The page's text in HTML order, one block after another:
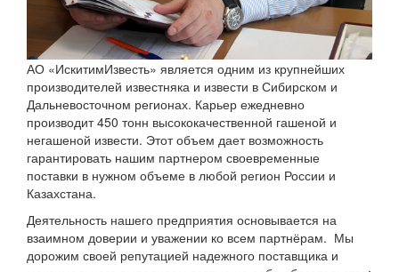
АО «ИскитимИзвесть» является одним из крупнейших
производителей известняка и извести в Сибирском и
Дальневосточном регионах. Карьер ежедневно
производит 450 тонн высококачественной гашеной и
негашеной извести. Этот объем дает возможность
гарантировать нашим партнером своевременные
поставки в нужном объеме в любой регион России и
Казахстана.
Деятельность нашего предприятия основывается на
взаимном доверии и уважении ко всем партнёрам. Мы
дорожим своей репутацией надежного поставщика и
максимального выполняем взятые на себя обязательства:
«Договорённости превыше всего!»